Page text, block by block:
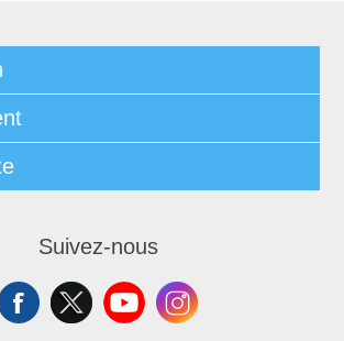
Suivez-nous